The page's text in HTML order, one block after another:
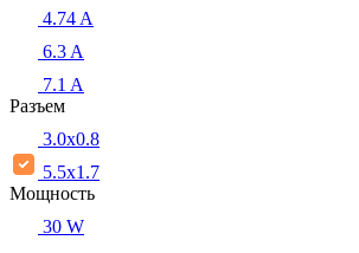
4.74 A
6.3 A
7.1 A
Разъем
3.0x0.8
5.5х1.7
Мощность
30 W